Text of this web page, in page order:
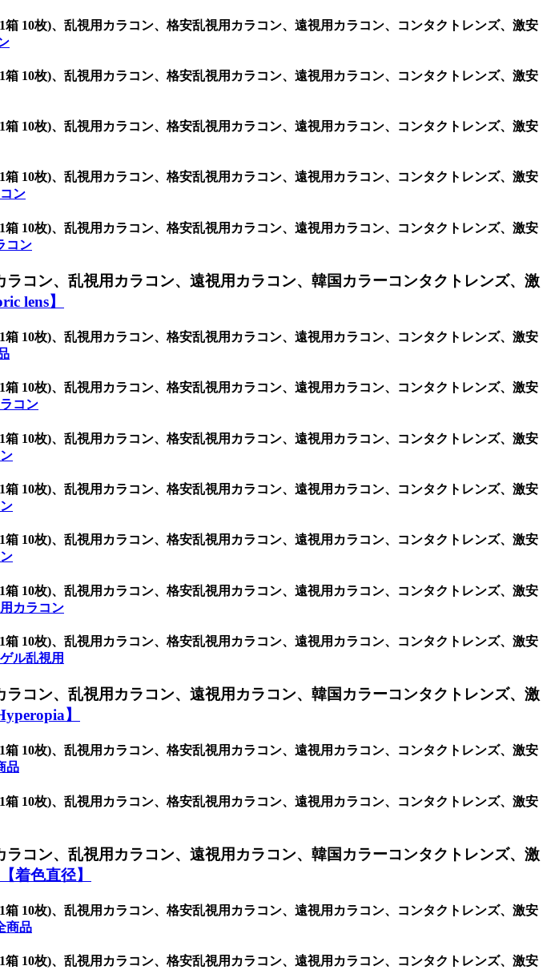
箱 10枚)、乱視用カラコン、格安乱視用カラコン、遠視用カラコン、コンタクトレンズ、激安
箱 10枚)、乱視用カラコン、格安乱視用カラコン、遠視用カラコン、コンタクトレンズ、激安
箱 10枚)、乱視用カラコン、格安乱視用カラコン、遠視用カラコン、コンタクトレンズ、激安
箱 10枚)、乱視用カラコン、格安乱視用カラコン、遠視用カラコン、コンタクトレンズ、激安
ン
箱 10枚)、乱視用カラコン、格安乱視用カラコン、遠視用カラコン、コンタクトレンズ、激安
コン
ラコン、乱視用カラコン、遠視用カラコン、韓国カラーコンタクトレンズ、激
lens】
箱 10枚)、乱視用カラコン、格安乱視用カラコン、遠視用カラコン、コンタクトレンズ、激安
箱 10枚)、乱視用カラコン、格安乱視用カラコン、遠視用カラコン、コンタクトレンズ、激安
コン
箱 10枚)、乱視用カラコン、格安乱視用カラコン、遠視用カラコン、コンタクトレンズ、激安
箱 10枚)、乱視用カラコン、格安乱視用カラコン、遠視用カラコン、コンタクトレンズ、激安
箱 10枚)、乱視用カラコン、格安乱視用カラコン、遠視用カラコン、コンタクトレンズ、激安
箱 10枚)、乱視用カラコン、格安乱視用カラコン、遠視用カラコン、コンタクトレンズ、激安
カラコン
箱 10枚)、乱視用カラコン、格安乱視用カラコン、遠視用カラコン、コンタクトレンズ、激安
ル乱視用
ラコン、乱視用カラコン、遠視用カラコン、韓国カラーコンタクトレンズ、激
】
箱 10枚)、乱視用カラコン、格安乱視用カラコン、遠視用カラコン、コンタクトレンズ、激安
品
箱 10枚)、乱視用カラコン、格安乱視用カラコン、遠視用カラコン、コンタクトレンズ、激安
ラコン、乱視用カラコン、遠視用カラコン、韓国カラーコンタクトレンズ、激
着色直径】
箱 10枚)、乱視用カラコン、格安乱視用カラコン、遠視用カラコン、コンタクトレンズ、激安
商品
箱 10枚)、乱視用カラコン、格安乱視用カラコン、遠視用カラコン、コンタクトレンズ、激安